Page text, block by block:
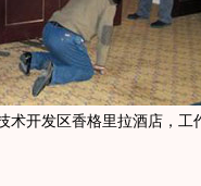
开发区香格里拉酒店，工